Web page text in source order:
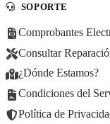
SOPORTE
Comprobantes
Consultar
¿Dónde Estamos?
Condiciones del
Política de